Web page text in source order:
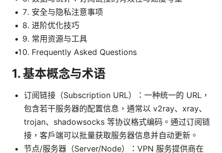
安全与隐私注意事项
进阶优化技巧
常用资源与工具
Frequently Asked Questions
1. 基本概念与术语
订阅链接（Subscription URL）：一种统一的 URL，
包含若干服务器的配置信息，通常以 v2ray、xray、
trojan、shadowsocks 等协议格式编码。通过订阅链
接，客户端可以批量获取服务器信息并自动更新。
节点/服务器（Server/Node）：VPN 服务提供商在